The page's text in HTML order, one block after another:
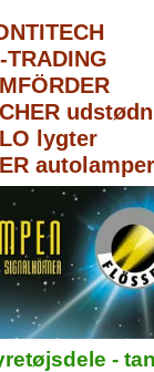
TRADING
lygter
autolamper
-